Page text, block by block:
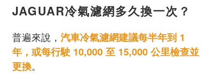
JAGUAR冷氣濾網多久換一次？
普遍來說， 汽車冷氣濾網建議每半年到 1
年，或每行駛 10,000 至 15,000 公里檢查並
更換。